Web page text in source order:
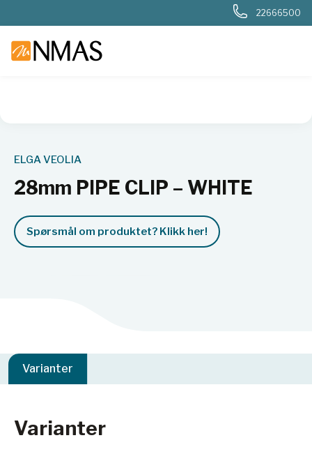
22666500
ELGA VEOLIA
28mm PIPE CLIP – WHITE
Spørsmål om produktet? Klikk her!
Varianter
Varianter